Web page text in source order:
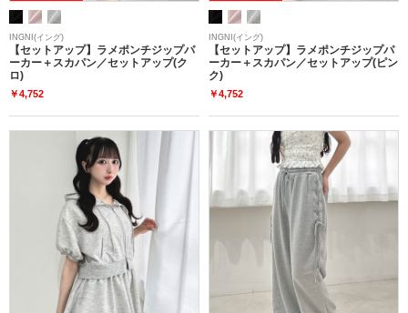
INGNI(イング)
【セットアップ】ラメポンチジップパ
ーカー＋スカパン／セットアップ(ク
ロ)
￥4,752
INGNI(イング)
【セットアップ】ラメポンチジップパ
ーカー＋スカパン／セットアップ(ピン
ク)
￥4,752